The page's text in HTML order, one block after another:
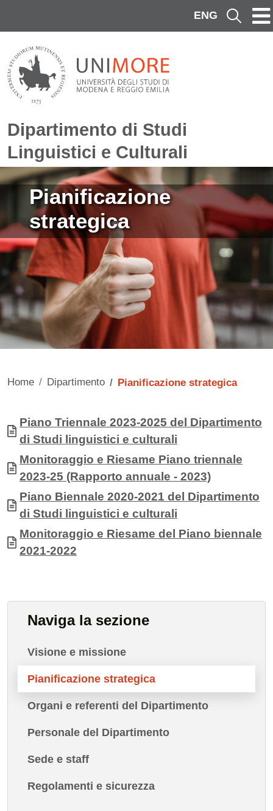
ENG Cerca
Dipartimento di Studi
Linguistici e Culturali
Immagine
Pianificazione
strategica
Home Dipartimento Pianificazione strategica
Contenuto
Allegati
Documento
Piano Triennale 2023-2025 del Dipartimento
di Studi linguistici e culturali
Documento
Monitoraggio e Riesame Piano triennale
2023-25 (Rapporto annuale - 2023)
Documento
Piano Biennale 2020-2021 del Dipartimento
di Studi linguistici e culturali
Documento
Monitoraggio e Riesame del Piano biennale
2021-2022
Naviga la sezione
Visione e missione
Pianificazione strategica
Organi e referenti del Dipartimento
Personale del Dipartimento
Sede e staff
Regolamenti e sicurezza